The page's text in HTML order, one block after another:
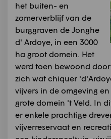
het buiten- en
zomerverblijf van de
burggraven de Jonghe
d' Ardoye, in een 3000
ha groot domein. Het
werd toen bewoond
zich wat chiquer
vijvers in de omgeving
grote domein 't Veld. In
er enkele prachtige
vijverreservaat en